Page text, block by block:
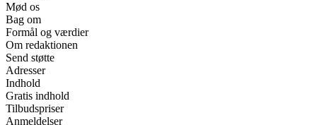
Mød os
Bag om
Formål og værdier
Om redaktionen
Send støtte
Adresser
Indhold
Gratis indhold
Tilbudspriser
Anmeldelser